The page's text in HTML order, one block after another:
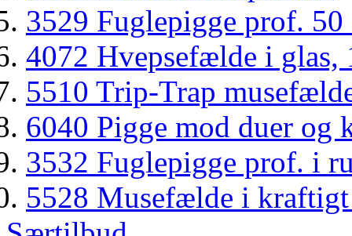
3529 Fuglepigge prof. 50
4072 Hvepsefælde i glas,
5510 Trip-Trap
6040 Pigge mod duer og
3532 Fuglepigge prof. i
5528 Musefælde i